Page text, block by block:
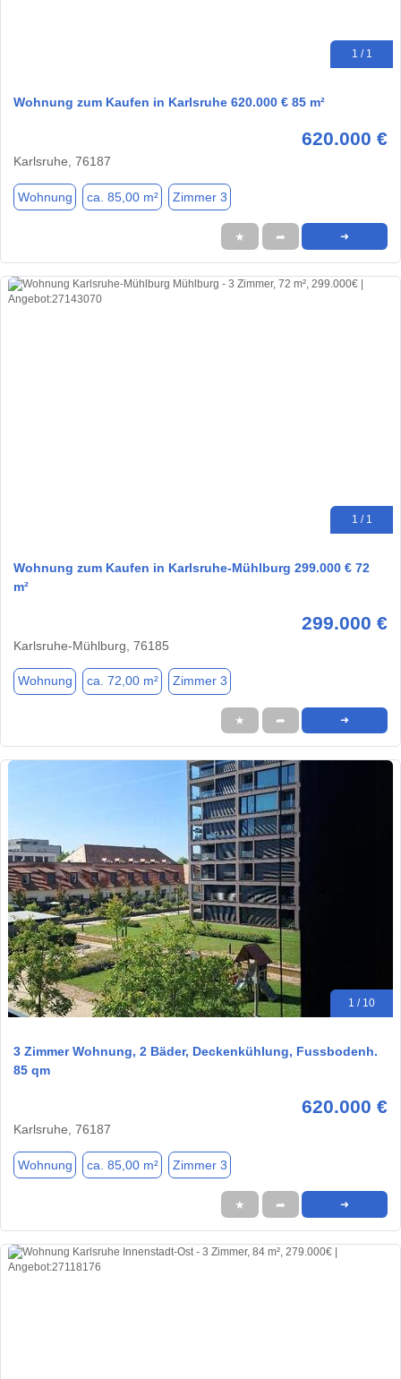
1 / 1
Wohnung zum Kaufen in Karlsruhe 620.000 € 85 m²
620.000 €
Karlsruhe, 76187
Wohnung ca. 85,00 m² Zimmer 3
★ ➦ ➜
1 / 1
Wohnung zum Kaufen in Karlsruhe-Mühlburg 299.000 € 72
m²
299.000 €
Karlsruhe-Mühlburg, 76185
Wohnung ca. 72,00 m² Zimmer 3
★ ➦ ➜
1 / 10
3 Zimmer Wohnung, 2 Bäder, Deckenkühlung, Fussbodenh.
85 qm
620.000 €
Karlsruhe, 76187
Wohnung ca. 85,00 m² Zimmer 3
★ ➦ ➜